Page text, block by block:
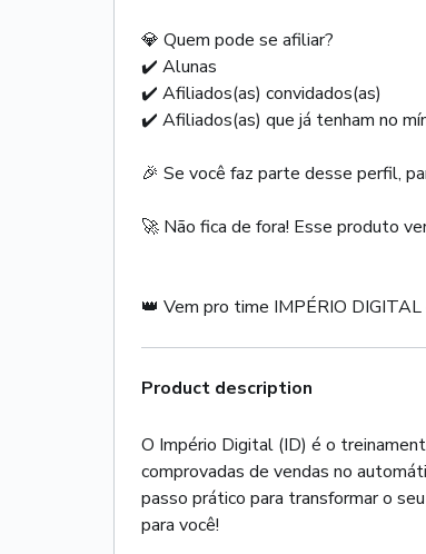
💎 Quem pode se afiliar?
✔️ Alunas
✔️ Afiliados(as) convidados(as)
✔️ Afiliados(as) que já tenham no
🎉 Se você faz parte desse perfil,
🚀 Não fica de fora! Esse produto
👑 Vem pro time IMPÉRIO
Product description
O Império Digital (ID) é o
comprovadas de vendas no
passo prático para transformar o
para você!